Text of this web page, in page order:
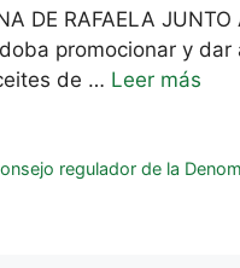
DE RAFAELA
promocionar y
de … Leer más
regulador de la